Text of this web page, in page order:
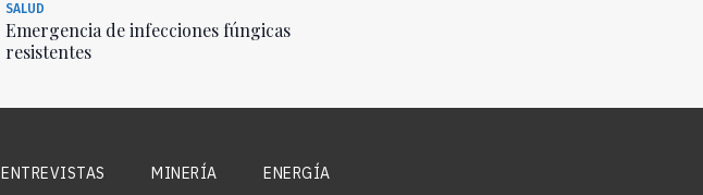
SALUD
Emergencia de infecciones fúngicas
resistentes
ENTREVISTAS MINERÍA ENERGÍA